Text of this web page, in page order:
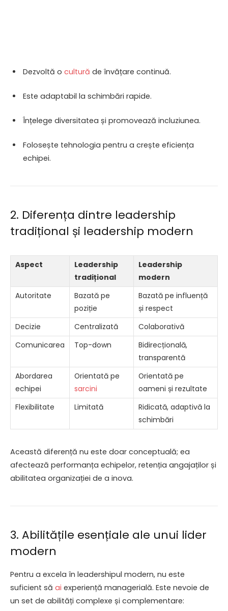
Dezvoltă o cultură de învățare continuă.
Este adaptabil la schimbări rapide.
Înțelege diversitatea și promovează incluziunea.
Folosește tehnologia pentru a crește eficiența
echipei.
2. Diferența dintre leadership
tradițional și leadership modern
Aspect
Leadership
tradițional
Leadership
modern
Autoritate
Bazată pe
poziție
Bazată pe influență
și respect
Decizie
Centralizată
Colaborativă
Comunicarea
Top-down
Bidirecțională,
transparentă
Abordarea
echipei
Orientată pe
sarcini
Orientată pe
oameni și rezultate
Flexibilitate
Limitată
Ridicată, adaptivă la
schimbări
Această diferență nu este doar conceptuală; ea
afectează performanța echipelor, retenția angajaților și
abilitatea organizației de a inova.
3. Abilitățile esențiale ale unui lider
modern
Pentru a excela în leadershipul modern, nu este
suficient să ai experiență managerială. Este nevoie de
un set de abilități complexe și complementare: